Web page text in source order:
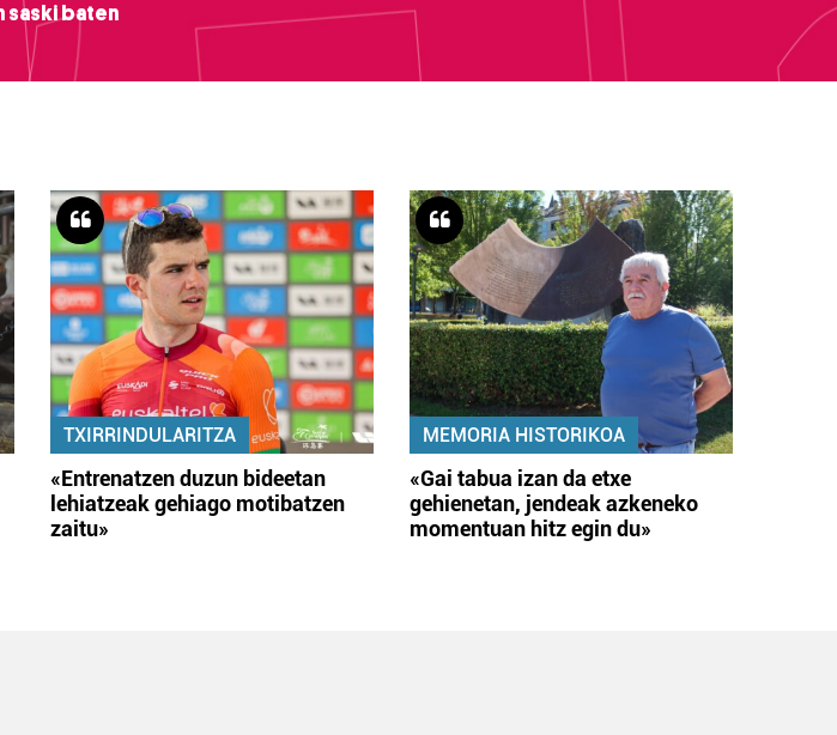
saski baten
TXIRRINDULARITZA
«Entrenatzen duzun bideetan
lehiatzeak gehiago motibatzen
zaitu»
MEMORIA HISTORIKOA
«Gai tabua izan da etxe
gehienetan, jendeak azkeneko
momentuan hitz egin du»